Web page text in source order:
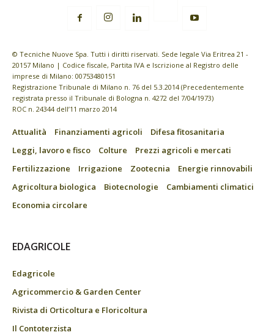
© Tecniche Nuove Spa. Tutti i diritti riservati. Sede legale Via Eritrea 21 -
20157 Milano | Codice fiscale, Partita IVA e Iscrizione al Registro delle
imprese di Milano: 00753480151
Registrazione Tribunale di Milano n. 76 del 5.3.2014 (Precedentemente
registrata presso il Tribunale di Bologna n. 4272 del 7/04/1973)
ROC n. 24344 dell’11 marzo 2014
Attualità Finanziamenti agricoli
Difesa fitosanitaria
Leggi, lavoro e fisco
Colture
Prezzi agricoli e mercati
Fertilizzazione
Irrigazione Zootecnia
Energie rinnovabili
Agricoltura biologica
Biotecnologie
Cambiamenti climatici
Economia circolare
EDAGRICOLE
Edagricole
Agricommercio & Garden Center
Rivista di Orticoltura e Floricoltura
Il Contoterzista